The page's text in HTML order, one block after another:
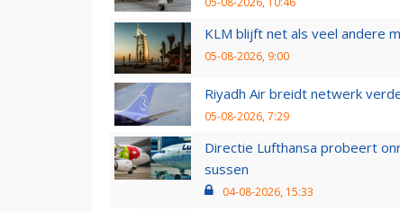
KLM blijft net als veel andere
05-08-2026, 9:00
Riyadh Air breidt netwerk
05-08-2026, 7:29
Directie Lufthansa probeert
sussen
04-08-2026, 15:33